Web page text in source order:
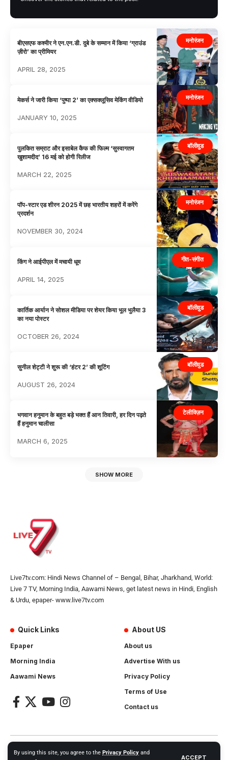
By using this site, you agree to the Privacy Policy and
ACCEPT
मनोरंजन
बीएसएफ कश्मीर ने एन.एन.डी. दुबे के सम्मान में किया ‘ग्राउंड
ज़ीरो’ का प्रीमियर
APRIL 28, 2025
मनोरंजन
मेकर्स ने जारी किया ‘पुष्पा 2’ का एक्सक्लूसिव मेकिंग वीडियो
JANUARY 10, 2025
बॉलीवुड
पुलकित सम्राट और इसाबेल कैफ की फिल्म ‘सुस्वागतम
खुशामदीद’ 16 मई को होगी रिलीज
MARCH 22, 2025
मनोरंजन
पॉप-स्टार एड शीरन 2025 में छह भारतीय शहरों में करेंगे
प्रदर्शन
NOVEMBER 30, 2024
गीत-संगीत
किंग ने आईपीएल में मचायी धूम
APRIL 14, 2025
बॉलीवुड
कार्तिक आर्यान ने सोशल मीडिया पर शेयर किया भूल भुलैया 3
का नया पोस्टर
OCTOBER 26, 2024
बॉलीवुड
सुनील शेट्टी ने शुरू की ‘हंटर 2’ की शूटिंग
AUGUST 26, 2024
टेलीविज़न
भगवान हनुमान के बहुत बड़े भक्त हैं आन तिवारी, हर दिन पढ़ते
हैं हनुमान चालीसा
MARCH 6, 2025
SHOW MORE
Live7tv.com: Hindi News Channel of – Bengal, Bihar, Jharkhand, World:
Live 7 TV, Morning India, Aawami News, get latest news in Hindi, English
& Urdu, epaper- www.live7tv.com
Quick Links
Epaper
Morning India
Aawami News
About US
About us
Advertise With us
Privacy Policy
Terms of Use
Contact us
2024- All Rights Reserved.Live 7 tv. Website Created by and